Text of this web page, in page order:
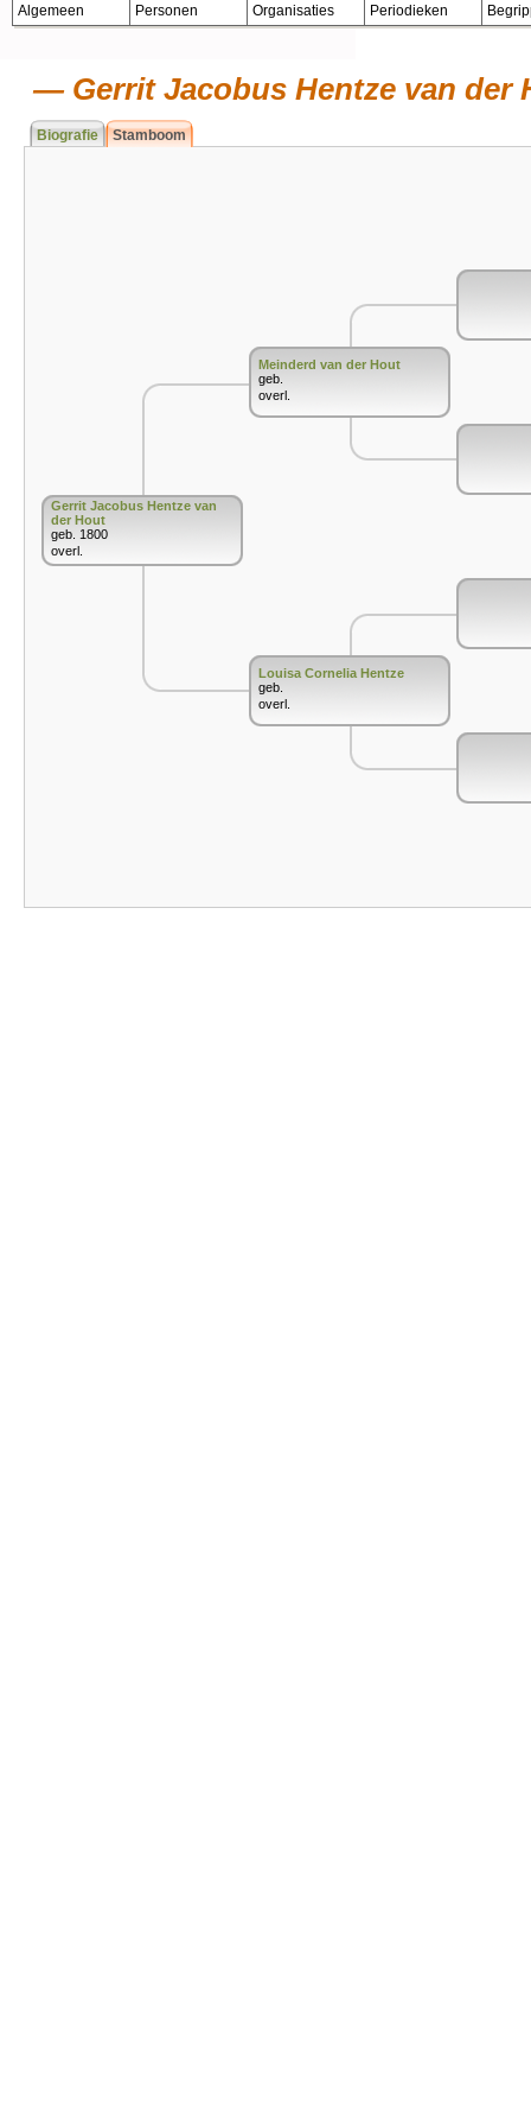
Algemeen Personen Organisaties Periodieken
Gerrit Jacobus Hentze van der
Biografie Stamboom
Gerrit Jacobus Hentze van
der Hout
geb. 1800
overl.
Meinderd van der Hout
geb.
overl.
Louisa Cornelia Hentze
geb.
overl.